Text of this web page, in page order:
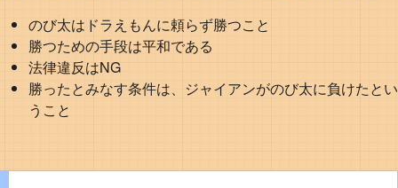
のび太はドラえもんに頼らず勝つこと
勝つための手段は平和である
法律違反はNG
勝ったとみなす条件は、ジャイアンがのび太に負けたとい
うこと